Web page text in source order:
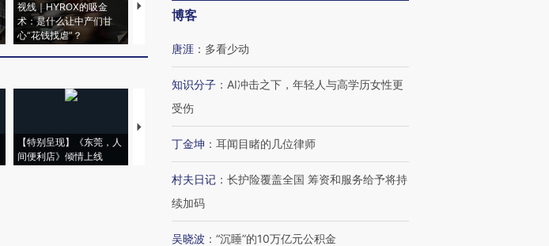
视线｜HYROX的吸金
术：是什么让中产们甘
心“花钱找虐”？
马航飞行员跨国走私7万
粒摇头丸 尿检体内含3种
【特别呈现】《东莞，人
间便利店》倾情上线
【推广】走进第四届链博
会，让数智科技“链”接产
【特别呈现】寻找100种
【商旅对话】华住集团
博客
唐涯 ： 多看少动
知识分子 ： AI冲击之下，年轻人与高学历女性更
受伤
丁金坤 ： 耳闻目睹的几位律师
村夫日记 ： 长护险覆盖全国 筹资和服务给予将持
续加码
吴晓波 ： “沉睡”的10万亿元公积金